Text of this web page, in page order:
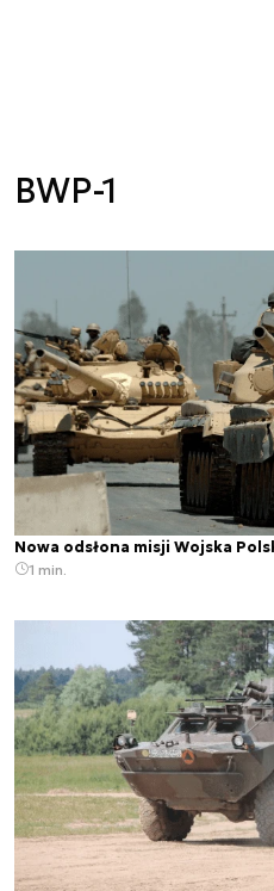
BWP-1
Nowa odsłona misji Wojska
1 min.